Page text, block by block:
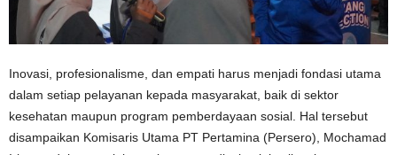
Inovasi, profesionalisme, dan empati harus menjadi fondasi utama
dalam setiap pelayanan kepada masyarakat, baik di sektor
kesehatan maupun program pemberdayaan sosial. Hal tersebut
disampaikan Komisaris Utama PT Pertamina (Persero), Mochamad